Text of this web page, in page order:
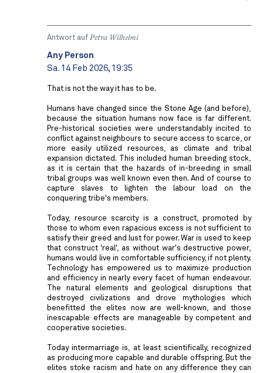
Antwort auf Petra Wilhelmi
Any Person
Sa. 14 Feb 2026, 19:35
That is not the way it has to be.
Humans have changed since the Stone Age (and before),
because the situation humans now face is far different.
Pre-historical societies were understandably incited to
conflict against neighbours to secure access to scarce, or
more easily utilized resources, as climate and tribal
expansion dictated. This included human breeding stock,
as it is certain that the hazards of in-breeding in small
tribal groups was well known even then. And of course to
capture slaves to lighten the labour load on the
conquering tribe's members.
Today, resource scarcity is a construct, promoted by
those to whom even rapacious excess is not sufficient to
satisfy their greed and lust for power. War is used to keep
that construct 'real', as without war's destructive power,
humans would live in comfortable sufficiency, if not plenty.
Technology has empowered us to maximize production
and efficiency in nearly every facet of human endeavour.
The natural elements and geological disruptions that
destroyed civilizations and drove mythologies which
benefitted the elites now are well-known, and those
inescapable effects are manageable by competent and
cooperative societies.
Today intermarriage is, at least scientifically, recognized
as producing more capable and durable offspring. But the
elites stoke racism and hate on any difference they can